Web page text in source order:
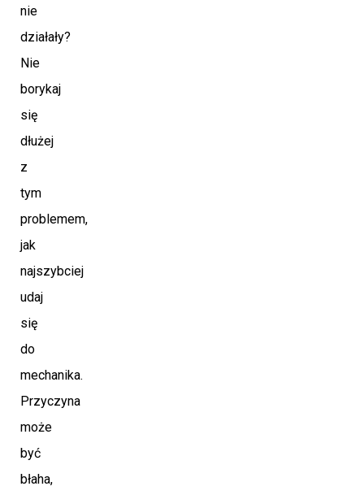
nie
działały?
Nie
borykaj
się
dłużej
z
tym
problemem,
jak
najszybciej
udaj
się
do
mechanika.
Przyczyna
może
być
błaha,